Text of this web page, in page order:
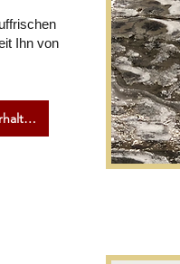
Ihn von
Kostenloses Angebot erhalten